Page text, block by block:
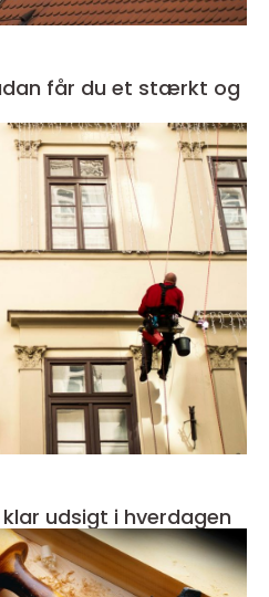
Vinduespudser ikast klar udsigt i hverdagen